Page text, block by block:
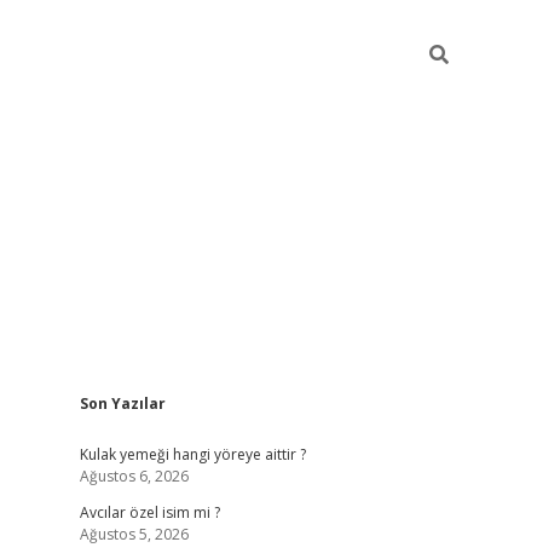
Sidebar
Son Yazılar
Kulak yemeği hangi yöreye aittir ?
Ağustos 6, 2026
Avcılar özel isim mi ?
Ağustos 5, 2026